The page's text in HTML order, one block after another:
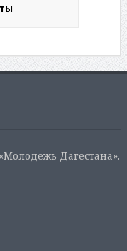
Дагестана».